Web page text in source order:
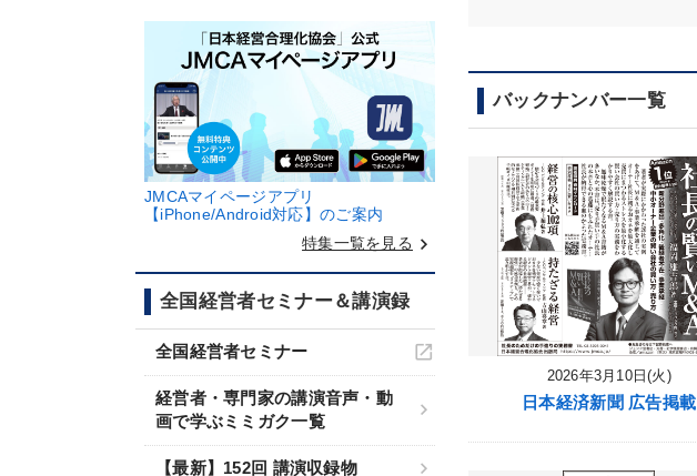
JMCAマイページアプリ
【iPhone/Android対応】のご案内
特集一覧を見る keyboard_arrow_right
全国経営者セミナー＆講演録
全国経営者セミナー
経営者・専門家の講演音声・動
画で学ぶミミガク一覧
【最新】152回 講演収録物
バックナンバー一覧
2026年3月10日(火)
日本経済新聞 広告掲載